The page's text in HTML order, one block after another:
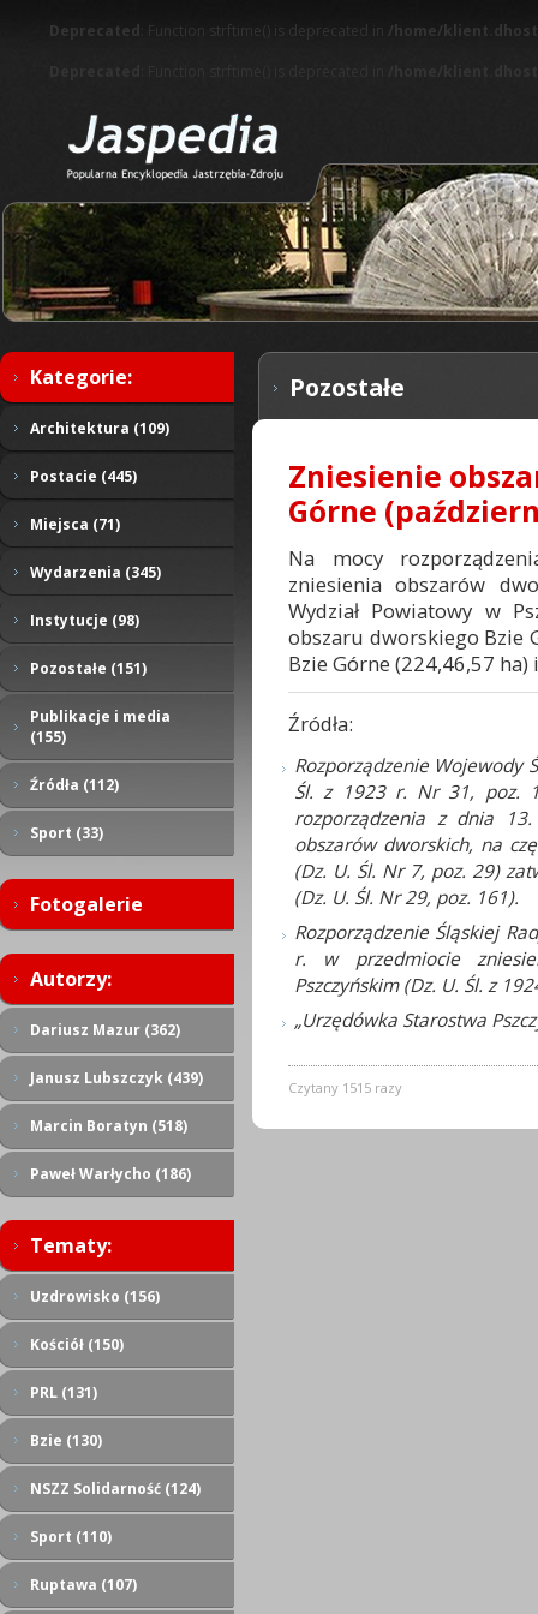
Deprecated : Function strftime() is deprecated in /home/
Kategorie:
Architektura (109)
Postacie (445)
Miejsca (71)
Wydarzenia (345)
Instytucje (98)
Pozostałe (151)
Publikacje i media
(155)
Źródła (112)
Sport (33)
Fotogalerie
Autorzy:
Dariusz Mazur (362)
Janusz Lubszczyk (439)
Marcin Boratyn (518)
Paweł Warłycho (186)
Tematy:
Uzdrowisko (156)
Kościół (150)
PRL (131)
Bzie (130)
NSZZ Solidarność (124)
Sport (110)
Ruptawa (107)
Pozostałe
Zniesienie
Górne
Na mocy
zniesienia obszarów
Wydział Powiatowy w
obszaru dworskiego Bzie
Bzie Górne (224,46,57
Źródła:
Rozporządzenie Wojewody
Śl. z 1923 r. Nr 31, poz.
rozporządzenia z dnia
obszarów dworskich, na
(Dz. U. Śl. Nr 7, poz. 29)
(Dz. U. Śl. Nr 29, poz. 161).
Rozporządzenie Śląskiej
r. w przedmiocie
Pszczyńskim (Dz. U. Śl. z
„Urzędówka Starostwa
Czytany 1515 razy